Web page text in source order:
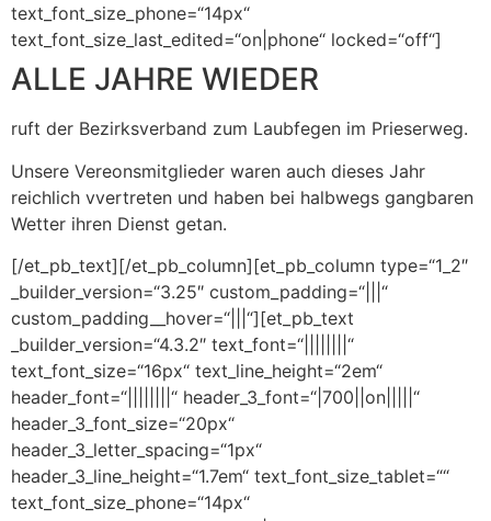
text_font_size_phone=“14px“
text_font_size_last_edited=“on|phone“ locked=“off“]
ALLE JAHRE WIEDER
ruft der Bezirksverband zum Laubfegen im Prieserweg.
Unsere Vereonsmitglieder waren auch dieses Jahr
reichlich vvertreten und haben bei halbwegs gangbaren
Wetter ihren Dienst getan.
[/et_pb_text][/et_pb_column][et_pb_column type=“1_2″
_builder_version=“3.25″ custom_padding=“|||“
custom_padding__hover=“|||“][et_pb_text
_builder_version=“4.3.2″ text_font=“||||||||“
text_font_size=“16px“ text_line_height=“2em“
header_font=“||||||||“ header_3_font=“|700||on|||||“
header_3_font_size=“20px“
header_3_letter_spacing=“1px“
header_3_line_height=“1.7em“ text_font_size_tablet=““
text_font_size_phone=“14px“